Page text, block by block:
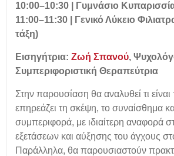
10:00–10:30 | Γυμνάσιο
11:00–11:30 | Γενικό Λύκειο
τάξη)
Εισηγήτρια: Ζωή Σπανού,
Συμπεριφοριστική Θεραπεύτρια
Στην παρουσίαση θα αναλυθεί τι
επηρεάζει τη σκέψη, το συναίσθημα
συμπεριφορά, με ιδιαίτερη αναφορά
εξετάσεων και αύξησης του άγχους
Παράλληλα, θα παρουσιαστούν